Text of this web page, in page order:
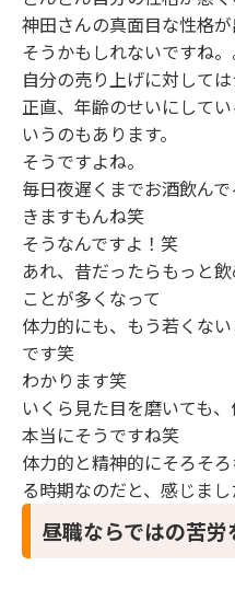
神田さんの真面目な性格が
そうかもしれないですね。
自分の売り上げに対して
正直、年齢のせいにして
いうのもあります。
そうですよね。
毎日夜遅くまでお酒飲ん
きますもんね笑
そうなんですよ！笑
あれ、昔だったらもっと
ことが多くなって
体力的にも、もう若くな
です笑
わかります笑
いくら見た目を磨いても
本当にそうですね笑
体力的と精神的にそろそ
る時期なのだと、感じまし
昼職ならではの苦労